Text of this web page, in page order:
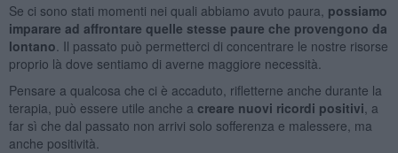
Se ci sono stati momenti nei quali abbiamo avuto paura, possiamo
imparare ad affrontare quelle stesse paure che provengono da
lontano . Il passato può permetterci di concentrare le nostre risorse
proprio là dove sentiamo di averne maggiore necessità.
Pensare a qualcosa che ci è accaduto, rifletterne anche durante la
terapia, può essere utile anche a creare nuovi ricordi positivi , a
far sì che dal passato non arrivi solo sofferenza e malessere, ma
anche positività.